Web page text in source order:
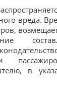
вреда.
в